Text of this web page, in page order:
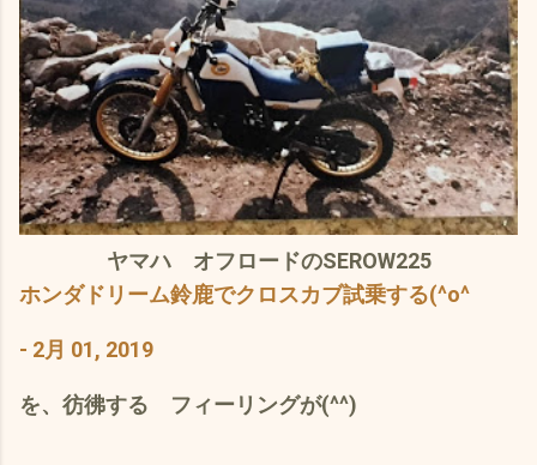
ヤマハ オフロードのSEROW225
ホンダドリーム鈴鹿でクロスカブ試乗する(^o^
- 2月 01, 2019
を、彷彿する フィーリングが(^^)